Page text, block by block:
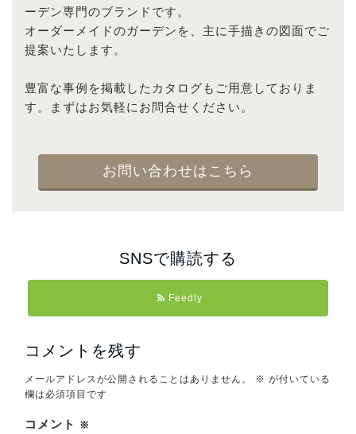
ーデン専門のブランドです。
オーダーメイドのガーデンを、主に手描きの図面でご
提案いたします。
豊富な事例を掲載したカタログもご用意しておりま
す。まずはお気軽にお問合せください。
お問い合わせはこちら
SNSで購読する
Feedly
コメントを残す
メールアドレスが公開されることはありません。 ※ が付いている
欄は必須項目です
コメント ※